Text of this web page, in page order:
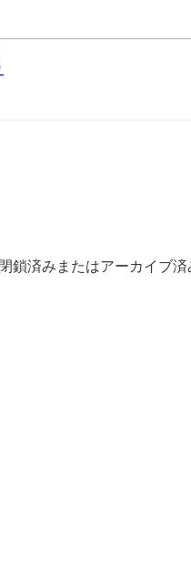
鎖済みまたはアーカイブ